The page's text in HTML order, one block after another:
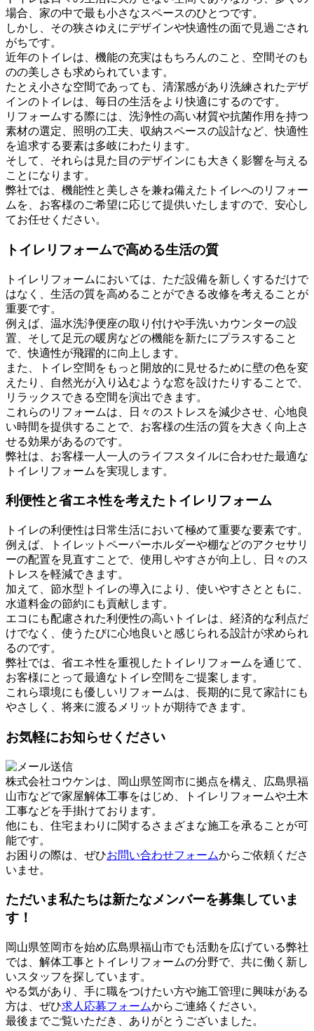
場合、家の中で最も小さなスペースのひとつです。
しかし、その狭さゆえにデザインや快適性の面で見過ごされ
がちです。
近年のトイレは、機能の充実はもちろんのこと、空間そのも
のの美しさも求められています。
たとえ小さな空間であっても、清潔感があり洗練されたデザ
インのトイレは、毎日の生活をより快適にするのです。
リフォームする際には、洗浄性の高い材質や抗菌作用を持つ
素材の選定、照明の工夫、収納スペースの設計など、快適性
を追求する要素は多岐にわたります。
そして、それらは見た目のデザインにも大きく影響を与える
ことになります。
弊社では、機能性と美しさを兼ね備えたトイレへのリフォー
ムを、お客様のご希望に応じて提供いたしますので、安心し
てお任せください。
トイレリフォームで高める生活の質
トイレリフォームにおいては、ただ設備を新しくするだけで
はなく、生活の質を高めることができる改修を考えることが
重要です。
例えば、温水洗浄便座の取り付けや手洗いカウンターの設
置、そして足元の暖房などの機能を新たにプラスすること
で、快適性が飛躍的に向上します。
また、トイレ空間をもっと開放的に見せるために壁の色を変
えたり、自然光が入り込むような窓を設けたりすることで、
リラックスできる空間を演出できます。
これらのリフォームは、日々のストレスを減少させ、心地良
い時間を提供することで、お客様の生活の質を大きく向上さ
せる効果があるのです。
弊社は、お客様一人一人のライフスタイルに合わせた最適な
トイレリフォームを実現します。
利便性と省エネ性を考えたトイレリフォーム
トイレの利便性は日常生活において極めて重要な要素です。
例えば、トイレットペーパーホルダーや棚などのアクセサリ
ーの配置を見直すことで、使用しやすさが向上し、日々のス
トレスを軽減できます。
加えて、節水型トイレの導入により、使いやすさとともに、
水道料金の節約にも貢献します。
エコにも配慮された利便性の高いトイレは、経済的な利点だ
けでなく、使うたびに心地良いと感じられる設計が求められ
るのです。
弊社では、省エネ性を重視したトイレリフォームを通じて、
お客様にとって最適なトイレ空間をご提案します。
これら環境にも優しいリフォームは、長期的に見て家計にも
やさしく、将来に渡るメリットが期待できます。
お気軽にお知らせください
株式会社コウケンは、岡山県笠岡市に拠点を構え、広島県福
山市などで家屋解体工事をはじめ、トイレリフォームや土木
工事などを手掛けております。
他にも、住宅まわりに関するさまざまな施工を承ることが可
能です。
お困りの際は、ぜひお問い合わせフォームからご依頼くださ
いませ。
ただいま私たちは新たなメンバーを募集していま
す！
岡山県笠岡市を始め広島県福山市でも活動を広げている弊社
では、解体工事とトイレリフォームの分野で、共に働く新し
いスタッフを探しています。
やる気があり、手に職をつけたい方や施工管理に興味がある
方は、ぜひ求人応募フォームからご連絡ください。
最後までご覧いただき、ありがとうございました。